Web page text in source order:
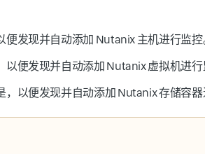
便发现并自动添加 Nutanix 主机进行监控
以便发现并自动添加 Nutanix 虚拟机进行
，以便发现并自动添加 Nutanix 存储容器